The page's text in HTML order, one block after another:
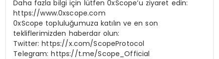
Daha fazla bilgi için lütfen 0xScope’u ziyaret edin:
https://www.0xscope.com
0xScope topluluğumuza katılın ve en son
tekliflerimizden haberdar olun:
Twitter: https://x.com/ScopeProtocol
Telegram: https://t.me/Scope_Official